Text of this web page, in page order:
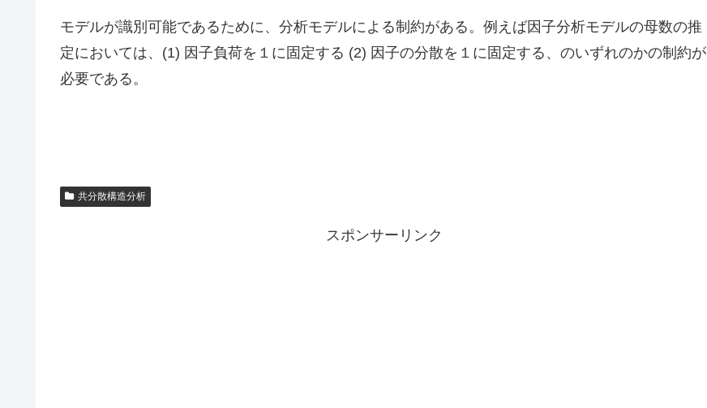
モデルが識別可能であるために、分析モデルによる制約がある。例えば因子分析モデルの母数の推
定においては、(1) 因子負荷を１に固定する (2) 因子の分散を１に固定する、のいずれのかの制約が
必要である。
共分散構造分析
スポンサーリンク